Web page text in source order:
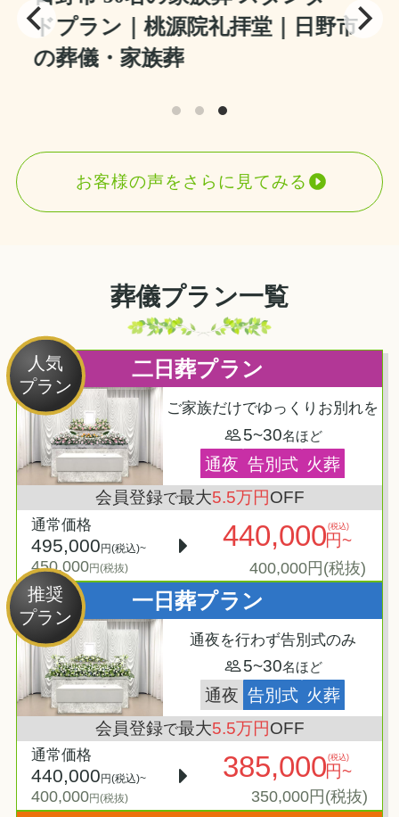
ドプラン｜桃源院礼拝堂｜日野市
の葬儀・家族葬
お客様の声をさらに見てみる
葬儀プラン一覧
人気
プラン
二日葬プラン
ご家族だけでゆっくりお別れを
5~30名ほど
通夜 告別式 火葬
会員登録で最大5.5万円OFF
通常価格
495,000円(税込)~
450,000円(税抜)
440,000 (税込)
円~
400,000円(税抜)
推奨
プラン
一日葬プラン
通夜を行わず告別式のみ
5~30名ほど
通夜 告別式 火葬
会員登録で最大5.5万円OFF
通常価格
440,000 円(税込)~
400,000円(税抜)
385,000 (税込)
円~
350,000円(税抜)